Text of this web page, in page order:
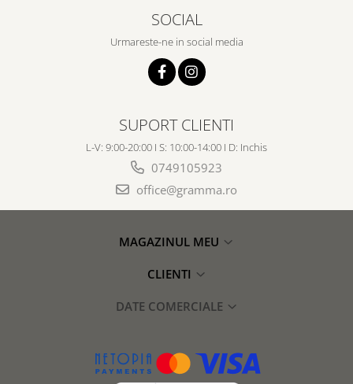
SOCIAL
Urmareste-ne in social media
SUPORT CLIENTI
L-V: 9:00-20:00 I S: 10:00-14:00 I D: Inchis
0749105923
office@gramma.ro
MAGAZINUL MEU
CLIENTI
DATE COMERCIALE